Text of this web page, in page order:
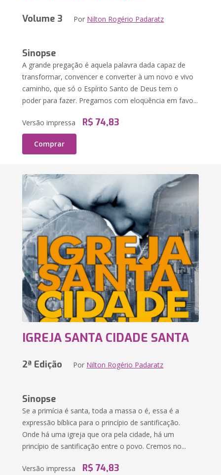
Volume 3 Por Nilton Rogério Padaratz
Sinopse
A grande pregação é aquela palavra dada capaz de
transformar, convencer e converter à um novo e vivo
caminho, que só o Espírito Santo de Deus tem o
poder para fazer. Pregamos com eloqüência em favo...
Versão impressa R$ 74,83
Comprar
IGREJA SANTA CIDADE SANTA
2ª Edição Por Nilton Rogério Padaratz
Sinopse
Se a primícia é santa, toda a massa o é, essa é a
expressão bíblica para o princípio de santificação.
Onde há uma igreja que ora pela cidade, há um
princípio de santificação entre o povo. Cremos no...
Versão impressa R$ 74,83